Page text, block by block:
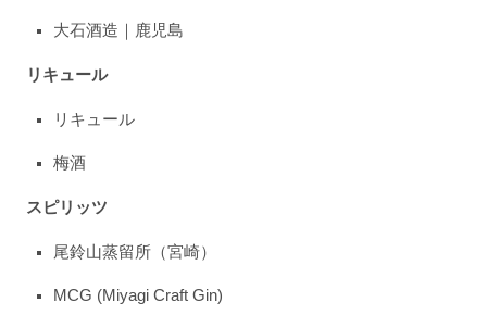
大石酒造｜鹿児島
リキュール
リキュール
梅酒
スピリッツ
尾鈴山蒸留所（宮崎）
MCG (Miyagi Craft Gin)